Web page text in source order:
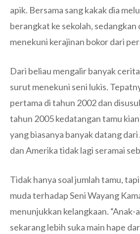
apik. Bersama sang kakak dia
berangkat ke sekolah, sedangkan
menekuni kerajinan bokor dari
Dari beliau mengalir banyak
surut menekuni seni lukis.
pertama di tahun 2002 dan
tahun 2005 kedatangan tamu
yang biasanya banyak datang
dan Amerika tidak lagi seramai
Tidak hanya soal jumlah tamu,
muda terhadap Seni Wayang
menunjukkan kelangkaan. “Anak-
sekarang lebih suka main hape